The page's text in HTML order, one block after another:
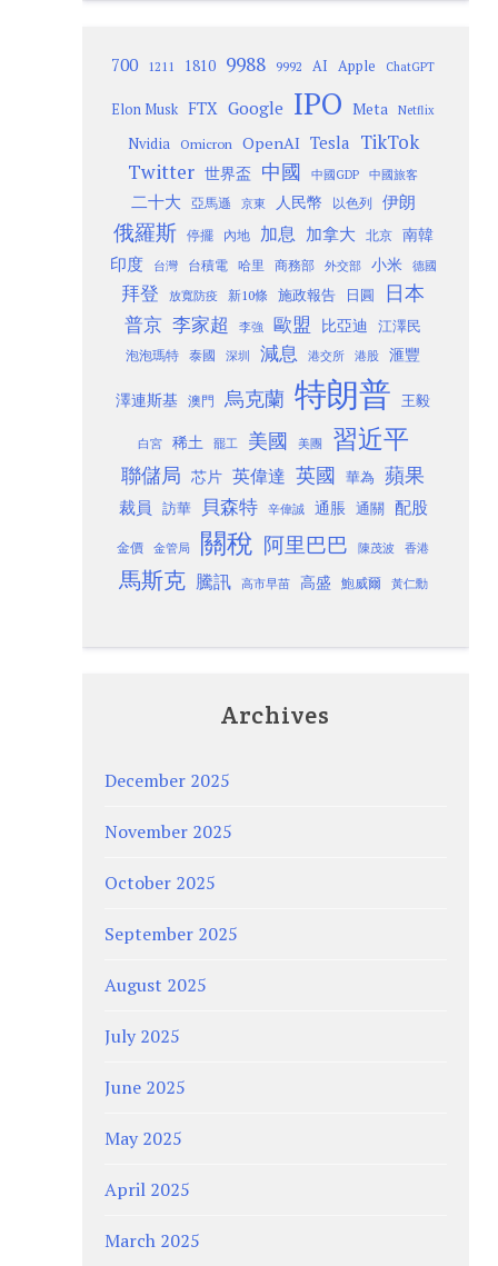
700 1211 1810 9988 9992 AI Apple ChatGPT
Elon Musk FTX Google IPO Meta Netflix
Nvidia Omicron OpenAI Tesla TikTok
Twitter 世界盃 中國 中國GDP 中國旅客
二十大 亞馬遜 京東 人民幣 以色列 伊朗
俄羅斯 停擺 內地 加息 加拿大 北京
南韓
印度
台灣 台積電 哈里 商務部 外交部 小米 德國
拜登 放寬防疫 新10條 施政報告 日圓 日本
普京 李家超 李強 歐盟 比亞迪 江澤民
泡泡瑪特 泰國 深圳 減息 港交所 港股 滙豐
澤連斯基 澳門 烏克蘭 特朗普 王毅
白宮 稀土 罷工 美國 美團 習近平
聯儲局 芯片 英偉達 英國 華為 蘋果
裁員 訪華 貝森特 辛偉誠 通脹 通關 配股
金價 金管局 關稅 阿里巴巴 陳茂波 香港
馬斯克 騰訊 高市早苗 高盛 鮑威爾 黃仁勳
Archives
December 2025
November 2025
October 2025
September 2025
August 2025
July 2025
June 2025
May 2025
April 2025
March 2025